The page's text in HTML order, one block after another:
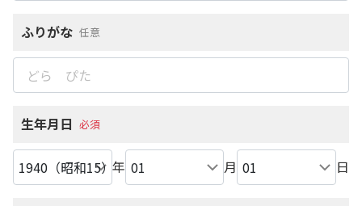
ふりがな 任意
生年月日 必須
年 月 日